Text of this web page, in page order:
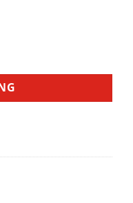
In 9000 số lượng